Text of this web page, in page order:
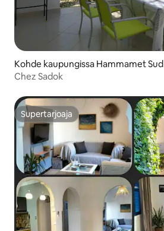
Kohde kaupungissa Hammamet Sud
Chez Sadok
Supertarjoaja
Supertarjoaja